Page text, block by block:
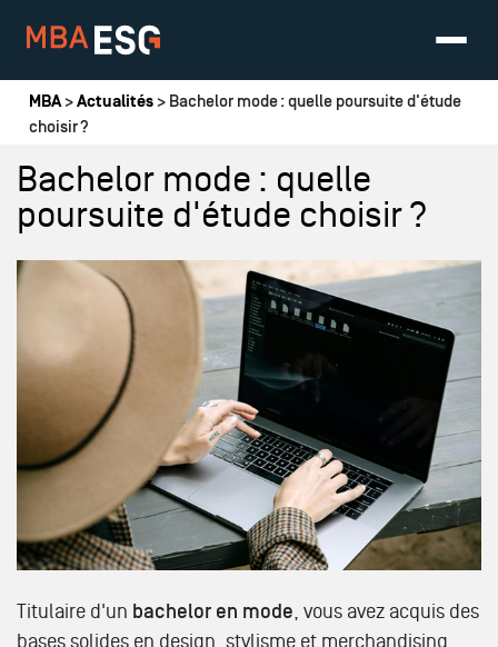
Vous êtes ici
MBA>Actualités > Bachelor mode : quelle poursuite d'étude
choisir ?
Bachelor mode : quelle
poursuite d'étude choisir ?
Titulaire d'un bachelor en mode , vous avez acquis des
bases solides en design, stylisme et merchandising.